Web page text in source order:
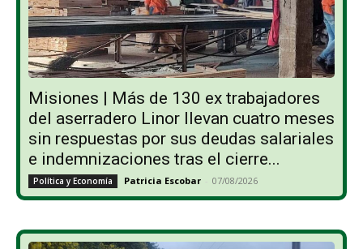
Misiones | Más de 130 ex trabajadores
del aserradero Linor llevan cuatro meses
sin respuestas por sus deudas salariales
e indemnizaciones tras el cierre...
Política y Economía Patricia Escobar - 07/08/2026